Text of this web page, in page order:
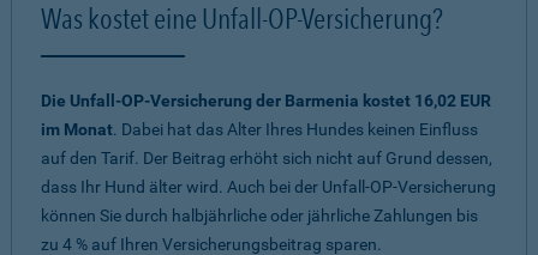
Was kostet eine Unfall-OP-Versicherung?
Die Unfall-OP-Versicherung der Barmenia kostet 16,02 EUR
im Monat. Dabei hat das Alter Ihres Hundes keinen Einfluss
auf den Tarif. Der Beitrag erhöht sich nicht auf Grund dessen,
dass Ihr Hund älter wird. Auch bei der Unfall-OP-Versicherung
können Sie durch halbjährliche oder jährliche Zahlungen bis
zu 4 % auf Ihren Versicherungsbeitrag sparen.